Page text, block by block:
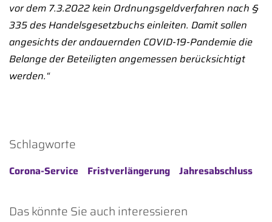
vor dem 7.3.2022 kein Ordnungsgeldverfahren nach §
335 des Handelsgesetzbuchs einleiten. Damit sollen
angesichts der andauernden COVID-19-Pandemie die
Belange der Beteiligten angemessen berücksichtigt
werden.“
Schlagworte
Corona-Service Fristverlängerung Jahresabschluss
Das könnte Sie auch interessieren